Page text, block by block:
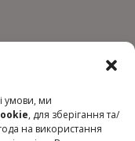
умови, ми
, для зберігання та/
на використання